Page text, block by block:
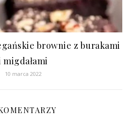
brownie z burakami
migdałami
10 marca 2022